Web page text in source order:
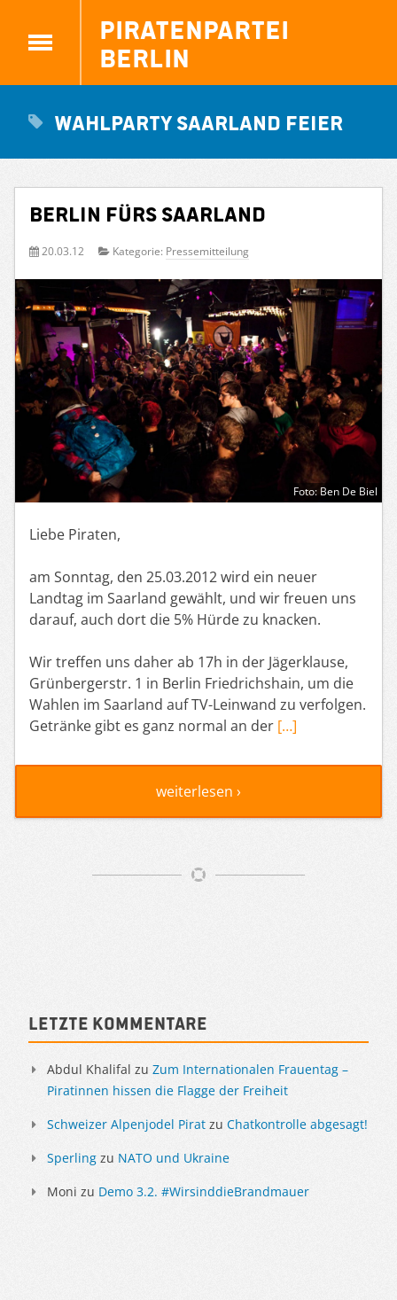
Piratenpartei
Berlin
Wahlparty Saarland Feier
Berlin fürs Saarland
20.03.12 Kategorie: Pressemitteilung
Foto: Ben De Biel
Liebe Piraten,
am Sonntag, den 25.03.2012 wird ein neuer
Landtag im Saarland gewählt, und wir freuen uns
darauf, auch dort die 5% Hürde zu knacken.
Wir treffen uns daher ab 17h in der Jägerklause,
Grünbergerstr. 1 in Berlin Friedrichshain, um die
Wahlen im Saarland auf TV-Leinwand zu verfolgen.
Getränke gibt es ganz normal an der […]
weiterlesen ›
Sidebar
Letzte Kommentare
Abdul Khalifal zu Zum Internationalen Frauentag –
Piratinnen hissen die Flagge der Freiheit
Schweizer Alpenjodel Pirat zu Chatkontrolle abgesagt!
Sperling zu NATO und Ukraine
Moni zu Demo 3.2. #WirsinddieBrandmauer